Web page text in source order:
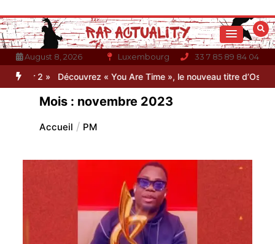
au
contenu
August 8, 2026 Luxembourg 33 7 85 89 84 04
2 » Découvrez « You Are Time », le nouveau titre d’Osinaël
Mois : novembre 2023
Accueil PM